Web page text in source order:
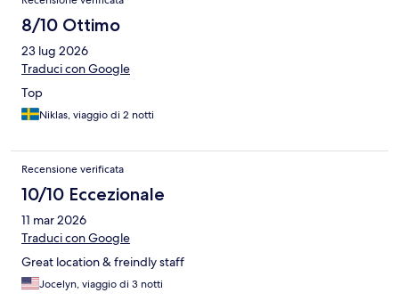
8/10 Ottimo
23 lug 2026
Traduci con Google
Top
Niklas, viaggio di 2 notti
Recensione verificata
10/10 Eccezionale
11 mar 2026
Traduci con Google
Great location & freindly staff
Jocelyn, viaggio di 3 notti